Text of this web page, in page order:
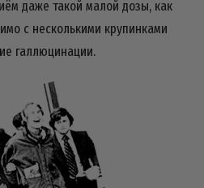
даже такой малой дозы, как
с несколькими крупинками
галлюцинации.